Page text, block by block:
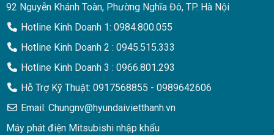
92 Nguyễn Khánh Toàn, Phường Nghĩa Đô, TP. Hà Nội
Hotline Kinh Doanh 1: 0984.800.055
Hotline Kinh Doanh 2 : 0945.515.333
Hotline Kinh Doanh 3 : 0966.801.293
Hỗ Trợ Kỹ Thuật: 0917568855 - 0989642606
Email: Chungnv@hyundaivietthanh.vn
Máy phát điện Mitsubishi nhập khẩu